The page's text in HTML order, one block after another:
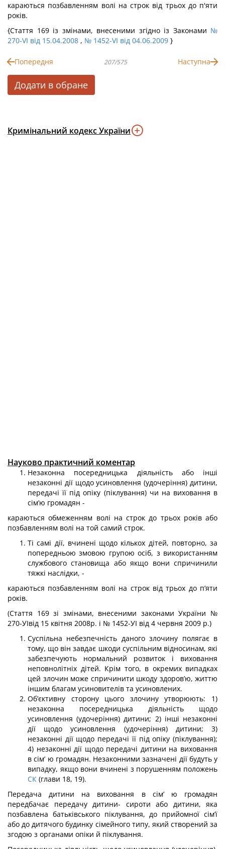
караються позбавленням волі на строк від трьох до п'яти
років.
{Стаття 169 із змінами, внесеними згідно із Законами №
270-VI від 15.04.2008 , № 1452-VI від 04.06.2009 }
Попередня 207/575 Наступна
Додати в обране
Кримінальний кодекс України
Науково практичний коментар
Незаконна посередницька діяльність або інші
незаконні дії щодо усинов­лення (удочеріння) дитини,
передачі її під опіку (піклування) чи на виховання в
сім’ю громадян -
караються обмеженням волі на строк до трьох років або
позбавленням волі на той самий строк.
Ті самі дії, вчинені щодо кількох дітей, повторно, за
попередньою змовою групою осіб, з використанням
службового становища або якщо вони спричини­ли
тяжкі наслідки, -
караються позбавленням волі на строк від трьох до п’яти
років.
(Стаття 169 зі змінами, внесеними законами України №
270-УІвід 15 квітня 2008р. і № 1452-УІ від 4 червня 2009 р.)
Суспільна небезпечність даного злочину полягає в
тому, що він завдає шкоди суспільним відносинам, які
забезпечують нормальний розвиток і виховання
неповно­літніх дітей. Крім того, в окремих випадках
цей злочин може спричинити шкоду здоров’ю, життю
іншим благам усиновителів та усиновлених.
Об’єктивну сторону цього злочину утворюють: 1)
незаконна посередницька ді­яльність щодо
усиновлення (удочеріння) дитини; 2) інші незаконні
дії щодо усиновлен­ня (удочеріння) дитини; 3)
незаконні дії щодо передачі її під опіку (піклування);
4) не­законні дії щодо передачі дитини на виховання
в сім’ ю громадян. Незаконними зазна­чені дії будуть у
випадку, якщо вони вчинені з порушенням положень
СК (глави 18, 19).
Передача дитини на виховання в сім’ ю громадян
передбачає передачу дитини- сироти або дитини, яка
позбавлена батьківського піклування, до прийомної сім’ї
або до дитячого будинку сімейного типу, який створений за
згодою з органами опіки й піклування.